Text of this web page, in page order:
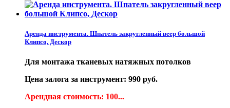
Аренда инструмента. Шпатель закругленный веер большой
Клипсо, Дескор
Для монтажа тканевых натяжных потолков
Цена залога за инструмент: 990 руб.
Арендная стоимость: 100...